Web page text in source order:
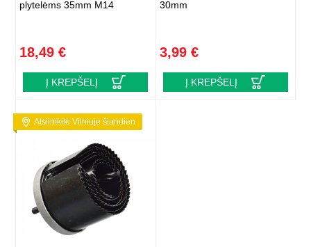
plytelėms 35mm M14
18,49 €
Į KREPŠELĮ
30mm
3,99 €
Į KREPŠELĮ
Atsiimkite Vilniuje šiandien